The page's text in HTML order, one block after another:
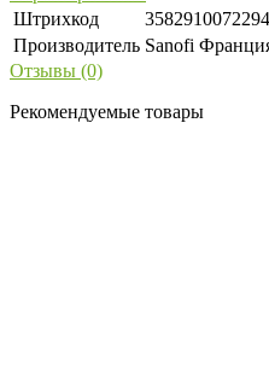
Штрихкод
3582910072294
Производитель Sanofi
Отзывы (0)
Рекомендуемые товары